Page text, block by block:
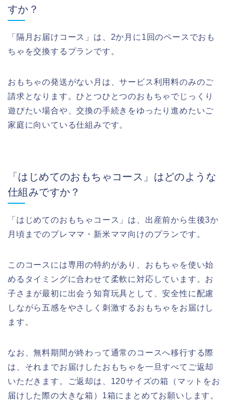
すか？
「隔月お届けコース」は、2か月に1回のペースでおも
ちゃを交換するプランです。
おもちゃの発送がない月は、サービス利用料のみのご
請求となります。ひとつひとつのおもちゃでじっくり
遊びたい場合や、交換の手続きをゆったり進めたいご
家庭に向いている仕組みです。
「はじめてのおもちゃコース」はどのような
仕組みですか？
「はじめてのおもちゃコース」は、出産前から生後3か
月頃までのプレママ・新米ママ向けのプランです。
このコースには専用の特約があり、おもちゃを使い始
めるタイミングに合わせて柔軟に対応しています。お
子さまが最初に出会う知育玩具として、安全性に配慮
しながら五感をやさしく刺激するおもちゃをお届けし
ます。
なお、無料期間が終わって通常のコースへ移行する際
は、それまでお届けしたおもちゃを一旦すべてご返却
いただきます。ご返却は、120サイズの箱（マットをお
届けした際の大きな箱）1箱にまとめてお願いします。